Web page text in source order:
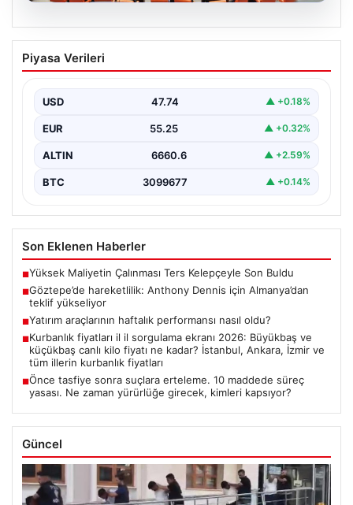
Önce tasfiye sonra suçlara erteleme. 10
maddede süreç yasası. Ne zaman
Piyasa Verileri
USD 47.74 ▲ +0.18%
EUR 55.25 ▲ +0.32%
ALTIN 6660.6 ▲ +2.59%
BTC 3099677 ▲ +0.14%
Son Eklenen Haberler
■Yüksek Maliyetin Çalınması Ters Kelepçeyle Son Buldu
■Göztepe’de hareketlilik: Anthony Dennis için Almanya’dan
teklif yükseliyor
■Yatırım araçlarının haftalık performansı nasıl oldu?
■Kurbanlık fiyatları il il sorgulama ekranı 2026: Büyükbaş ve
küçükbaş canlı kilo fiyatı ne kadar? İstanbul, Ankara, İzmir ve
tüm illerin kurbanlık fiyatları
■Önce tasfiye sonra suçlara erteleme. 10 maddede süreç
yasası. Ne zaman yürürlüğe girecek, kimleri kapsıyor?
Güncel